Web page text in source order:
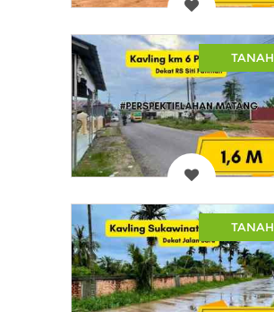
TANAH
TANAH